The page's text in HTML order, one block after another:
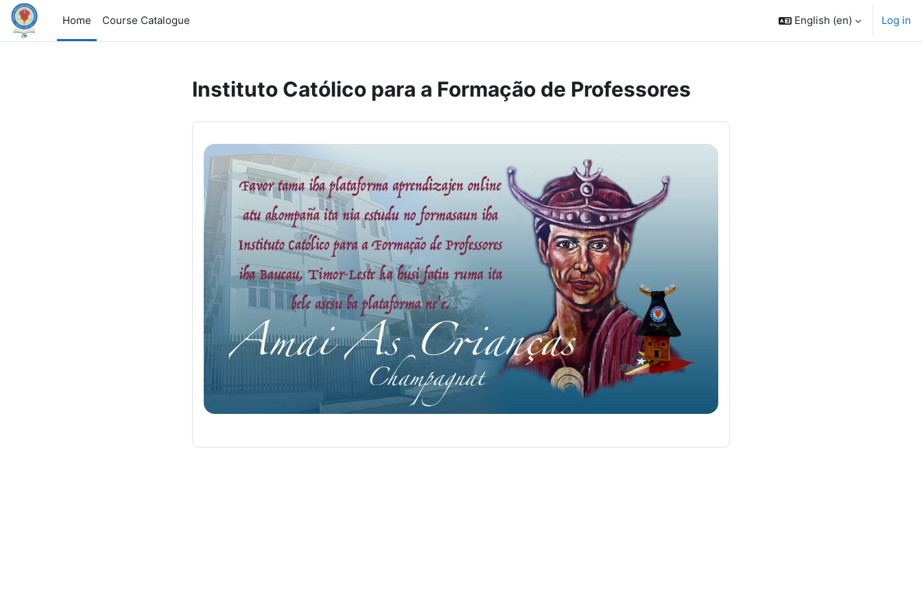
Skip to main content
Home
Course Catalogue English ‎(en)‎ Log in
Instituto Católico para a Formação de Professores